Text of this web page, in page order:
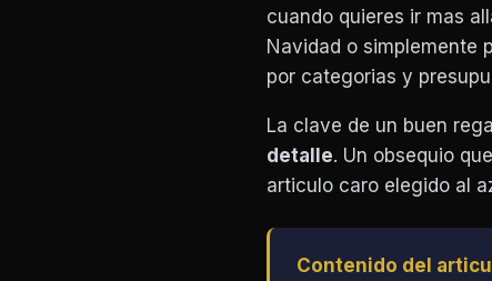
cuando quieres ir mas
Navidad o simplemente
por categorias y
La clave de un buen
detalle. Un obsequio
articulo caro elegido al
Contenido del